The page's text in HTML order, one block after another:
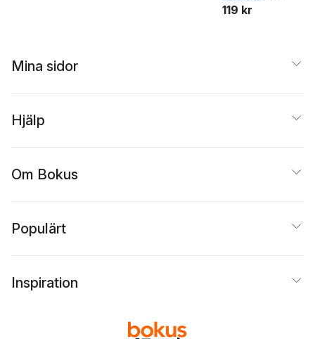
119 kr
Mina sidor
Hjälp
Om Bokus
Populärt
Inspiration